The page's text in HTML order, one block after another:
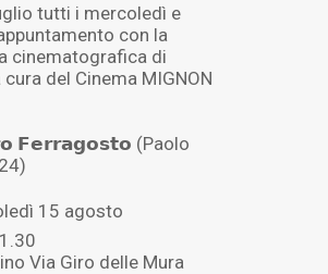
tutti i mercoledì e
con la
cinematografica di
cura del Cinema MIGNON
𝗙𝗲𝗿𝗿𝗮𝗴𝗼𝘀𝘁𝗼 (Paolo
15 agosto
Via Giro delle Mura